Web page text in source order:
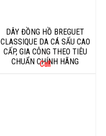
DÂY ĐỒNG HỒ BREGUET
CLASSIQUE DA CÁ SẤU CAO
CẤP, GIA CÔNG THEO TIÊU
CHUẨN CHÍNH HÃNG
Call